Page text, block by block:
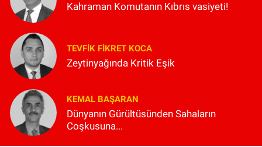
Kahraman Komutanın Kıbrıs vasiyeti!
TEVFIK FIKRET KOCA
Zeytinyağında Kritik Eşik
KEMAL BAŞARAN
Dünyanın Gürültüsünden Sahaların
Coşkusuna...